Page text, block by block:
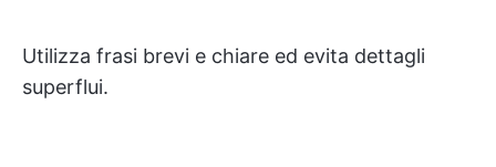
Utilizza frasi brevi e chiare ed evita dettagli
superflui.